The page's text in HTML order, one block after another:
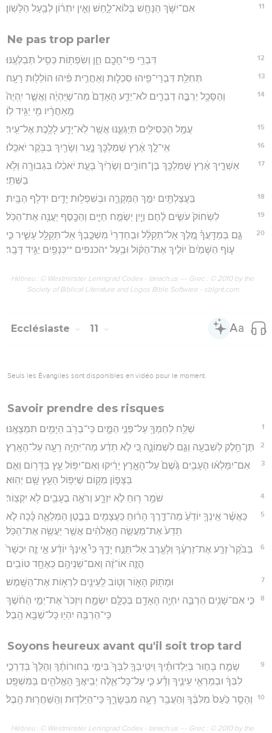
11 אִם־יִשֹּׁ֥ךְ הַנָּחָ֖שׁ בְּלוֹא־לָ֑חַשׁ וְאֵ֣ין יִתְר֔וֹן לְבַ֖עַל הַלָּשֽׁוֹן׃
Ne pas trop parler
12 דִּבְרֵ֥י פִי־חָכָ֖ם חֵ֑ן וְשִׂפְת֥וֹת כְּסִ֖יל תְּבַלְּעֶֽנּוּ׃
13 תְּחִלַּ֥ת דִּבְרֵי־פִ֖יהוּ סִכְל֑וּת וְאַחֲרִ֣ית פִּ֔יהוּ הוֹלֵל֖וּת רָעָֽה׃
14
וְהַסָּכָ֖ל יַרְבֶּ֣ה דְבָרִ֑ים לֹא־יֵדַ֤ע הָאָדָם֙ מַה־שֶׁיִּֽהְיֶ֔ה וַאֲשֶׁ֤ר יִֽהְיֶה֙
מֵֽאַחֲרָ֔יו מִ֖י יַגִּ֥יד לֽוֹ׃
15 עֲמַ֥ל הַכְּסִילִ֖ים תְּיַגְּעֶ֑נּוּ אֲשֶׁ֥ר לֹֽא־יָדַ֖ע לָלֶ֥כֶת אֶל־עִֽיר׃
16 אִֽי־לָ֣ךְ אֶ֔רֶץ שֶׁמַּלְכֵּ֖ךְ נָ֑עַר וְשָׂרַ֖יִךְ בַּבֹּ֥קֶר יֹאכֵֽלוּ׃
17
אַשְׁרֵ֣יךְ אֶ֔רֶץ שֶׁמַּלְכֵּ֖ךְ בֶּן־חוֹרִ֑ים וְשָׂרַ֙יִךְ֙ בָּעֵ֣ת יֹאכֵ֔לוּ בִּגְבוּרָ֖ה וְלֹ֥א
בַשְּׁתִֽי׃
18 בַּעֲצַלְתַּ֖יִם יִמַּ֣ךְ הַמְּקָרֶ֑ה וּבְשִׁפְל֥וּת יָדַ֖יִם יִדְלֹ֥ף הַבָּֽיִת׃
19 לִשְׂחוֹק֙ עֹשִׂ֣ים לֶ֔חֶם וְיַ֖יִן יְשַׂמַּ֣ח חַיִּ֑ים וְהַכֶּ֖סֶף יַעֲנֶ֥ה אֶת־הַכֹּֽל׃
20
גַּ֣ם בְּמַדָּֽעֲךָ֗ מֶ֚לֶךְ אַל־תְּקַלֵּ֔ל וּבְחַדְרֵי֙ מִשְׁכָּ֣בְךָ֔ אַל־תְּקַלֵּ֖ל עָשִׁ֑יר כִּ֣י
ע֤וֹף הַשָּׁמַ֙יִם֙ יוֹלִ֣יךְ אֶת־הַקּ֔וֹל וּבַ֥עַל *הכנפים **כְּנָפַ֖יִם יַגֵּ֥יד דָּבָֽר׃
Hébreu : © Westminster Leningrad Codex - tanach.us --- Grec : © 2010 by the
Society of Biblical Literature and Logos Bible Software - sblgnt.com
Ecclésiaste 11
Seuls les Évangiles sont disponibles en vidéo pour le moment.
Savoir prendre des risques
1 שַׁלַּ֥ח לַחְמְךָ֖ עַל־פְּנֵ֣י הַמָּ֑יִם כִּֽי־בְרֹ֥ב הַיָּמִ֖ים תִּמְצָאֶֽנּוּ׃
2 תֶּן־חֵ֥לֶק לְשִׁבְעָ֖ה וְגַ֣ם לִשְׁמוֹנָ֑ה כִּ֚י לֹ֣א תֵדַ֔ע מַה־יִּהְיֶ֥ה רָעָ֖ה עַל־הָאָֽרֶץ׃
3
אִם־יִמָּלְא֨וּ הֶעָבִ֥ים גֶּ֙שֶׁם֙ עַל־הָאָ֣רֶץ יָרִ֔יקוּ וְאִם־יִפּ֥וֹל עֵ֛ץ בַּדָּר֖וֹם וְאִ֣ם
בַּצָּפ֑וֹן מְק֛וֹם שֶׁיִּפּ֥וֹל הָעֵ֖ץ שָׁ֥ם יְהֽוּא׃
4 שֹׁמֵ֥ר ר֖וּחַ לֹ֣א יִזְרָ֑ע וְרֹאֶ֥ה בֶעָבִ֖ים לֹ֥א יִקְצֽוֹר׃
5
כַּאֲשֶׁ֨ר אֵֽינְךָ֤ יוֹדֵ֙עַ֙ מַה־דֶּ֣רֶךְ הָר֔וּחַ כַּעֲצָמִ֖ים בְּבֶ֣טֶן הַמְּלֵאָ֑ה כָּ֗כָה לֹ֤א
תֵדַע֙ אֶת־מַעֲשֵׂ֣ה הָֽאֱלֹהִ֔ים אֲשֶׁ֥ר יַעֲשֶׂ֖ה אֶת־הַכֹּֽל׃
6
בַּבֹּ֙קֶר֙ זְרַ֣ע אֶת־זַרְעֶ֔ךָ וְלָעֶ֖רֶב אַל־תַּנַּ֣ח יָדֶ֑ךָ כִּי֩ אֵֽינְךָ֨ יוֹדֵ֜ע אֵ֣י זֶ֤ה יִכְשָׁר֙
הֲזֶ֣ה אוֹ־זֶ֔ה וְאִם־שְׁנֵיהֶ֥ם כְּאֶחָ֖ד טוֹבִֽים׃
7 וּמָת֖וֹק הָא֑וֹר וְט֥וֹב לַֽעֵינַ֖יִם לִרְא֥וֹת אֶת־הַשָּֽׁמֶשׁ׃
8
כִּ֣י אִם־שָׁנִ֥ים הַרְבֵּ֛ה יִחְיֶ֥ה הָאָדָ֖ם בְּכֻלָּ֣ם יִשְׂמָ֑ח וְיִזְכֹּר֙ אֶת־יְמֵ֣י הַחֹ֔שֶׁךְ
כִּֽי־הַרְבֵּ֥ה יִהְי֖וּ כָּל־שֶׁבָּ֥א הָֽבֶל׃
Soyons heureux avant qu'il soit trop tard
9
שְׂמַ֧ח בָּח֣וּר בְּיַלְדוּתֶ֗יךָ וִֽיטִֽיבְךָ֤ לִבְּךָ֙ בִּימֵ֣י בְחוּרוֹתֶ֔ךָ וְהַלֵּךְ֙ בְּדַרְכֵ֣י
לִבְּךָ֔ וּבְמַרְאֵ֖י עֵינֶ֑יךָ וְדָ֕ע כִּ֧י עַל־כָּל־אֵ֛לֶּה יְבִֽיאֲךָ֥ הָאֱלֹהִ֖ים בַּמִּשְׁפָּֽט׃
10 וְהָסֵ֥ר כַּ֙עַס֙ מִלִּבֶּ֔ךָ וְהַעֲבֵ֥ר רָעָ֖ה מִבְּשָׂרֶ֑ךָ כִּֽי־הַיַּלְד֥וּת וְהַֽשַּׁחֲר֖וּת הָֽבֶל׃
Hébreu : © Westminster Leningrad Codex - tanach.us --- Grec : © 2010 by the